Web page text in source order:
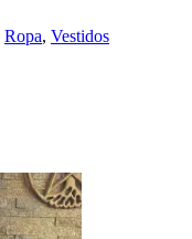
Ropa, Vestidos